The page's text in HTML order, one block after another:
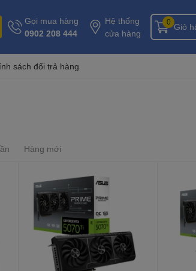
Gọi mua hàng
0902 208 444
Hệ thống
cửa hàng
Giỏ
0
sách đổi trả hàng
Hàng mới